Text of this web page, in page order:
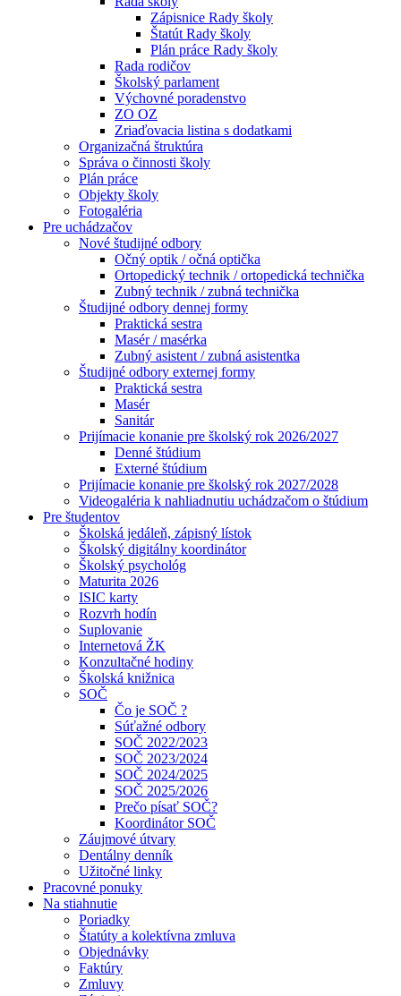
Zápisnice Rady školy
Štatút Rady školy
Plán práce Rady školy
Rada rodičov
Školský parlament
Výchovné poradenstvo
ZO OZ
Zriaďovacia listina s dodatkami
Organizačná štruktúra
Správa o činnosti školy
Plán práce
Objekty školy
Fotogaléria
Pre uchádzačov
Nové študijné odbory
Očný optik / očná optička
Ortopedický technik / ortopedická technička
Zubný technik / zubná technička
Študijné odbory dennej formy
Praktická sestra
Masér / masérka
Zubný asistent / zubná asistentka
Študijné odbory externej formy
Praktická sestra
Masér
Sanitár
Prijímacie konanie pre školský rok 2026/2027
Denné štúdium
Externé štúdium
Prijímacie konanie pre školský rok 2027/2028
Videogaléria k nahliadnutiu uchádzačom o štúdium
Pre študentov
Školská jedáleň, zápisný lístok
Školský digitálny koordinátor
Školský psychológ
Maturita 2026
ISIC karty
Rozvrh hodín
Suplovanie
Internetová ŽK
Konzultačné hodiny
Školská knižnica
SOČ
Čo je SOČ ?
Súťažné odbory
SOČ 2022/2023
SOČ 2023/2024
SOČ 2024/2025
SOČ 2025/2026
Prečo písať SOČ?
Koordinátor SOČ
Záujmové útvary
Dentálny denník
Užitočné linky
Pracovné ponuky
Na stiahnutie
Poriadky
Štatúty a kolektívna zmluva
Objednávky
Faktúry
Zmluvy